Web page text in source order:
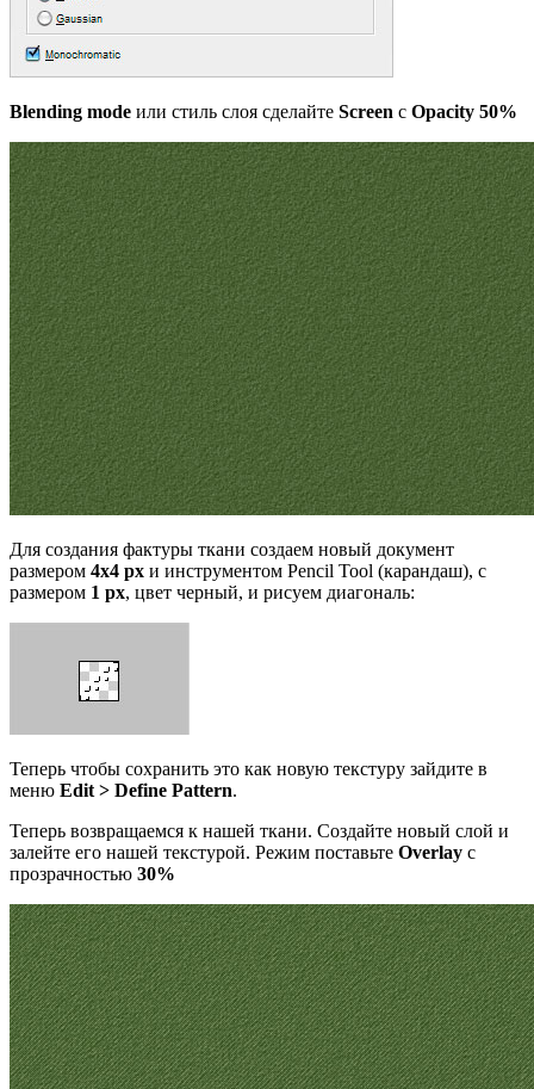
Blending mode или стиль слоя сделайте Screen с Opacity 50%
Для создания фактуры ткани создаем новый документ
размером 4х4 px и инструментом Pencil Tool (карандаш), с
размером 1 px, цвет черный, и рисуем диагональ:
Теперь чтобы сохранить это как новую текстуру зайдите в
меню Edit > Define Pattern.
Теперь возвращаемся к нашей ткани. Создайте новый слой и
залейте его нашей текстурой. Режим поставьте Overlay с
прозрачностью 30%